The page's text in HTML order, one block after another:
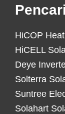
HiCOP
HiCELL
Deye
Solterra
Suntree
Solahart